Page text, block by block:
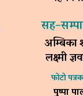
अम्बिका
लक्ष्मी
फोटो
पुष्पा